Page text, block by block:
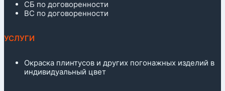
СБ по договоренности
ВС по договоренности
УСЛУГИ
Окраска плинтусов и других погонажных изделий в
индивидуальный цвет